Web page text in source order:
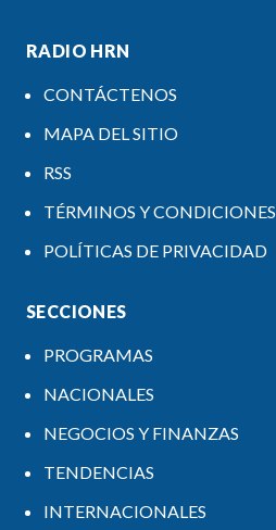
RADIO HRN
CONTÁCTENOS
MAPA DEL SITIO
RSS
TÉRMINOS Y CONDICIONES
POLÍTICAS DE PRIVACIDAD
SECCIONES
PROGRAMAS
NACIONALES
NEGOCIOS Y FINANZAS
TENDENCIAS
INTERNACIONALES